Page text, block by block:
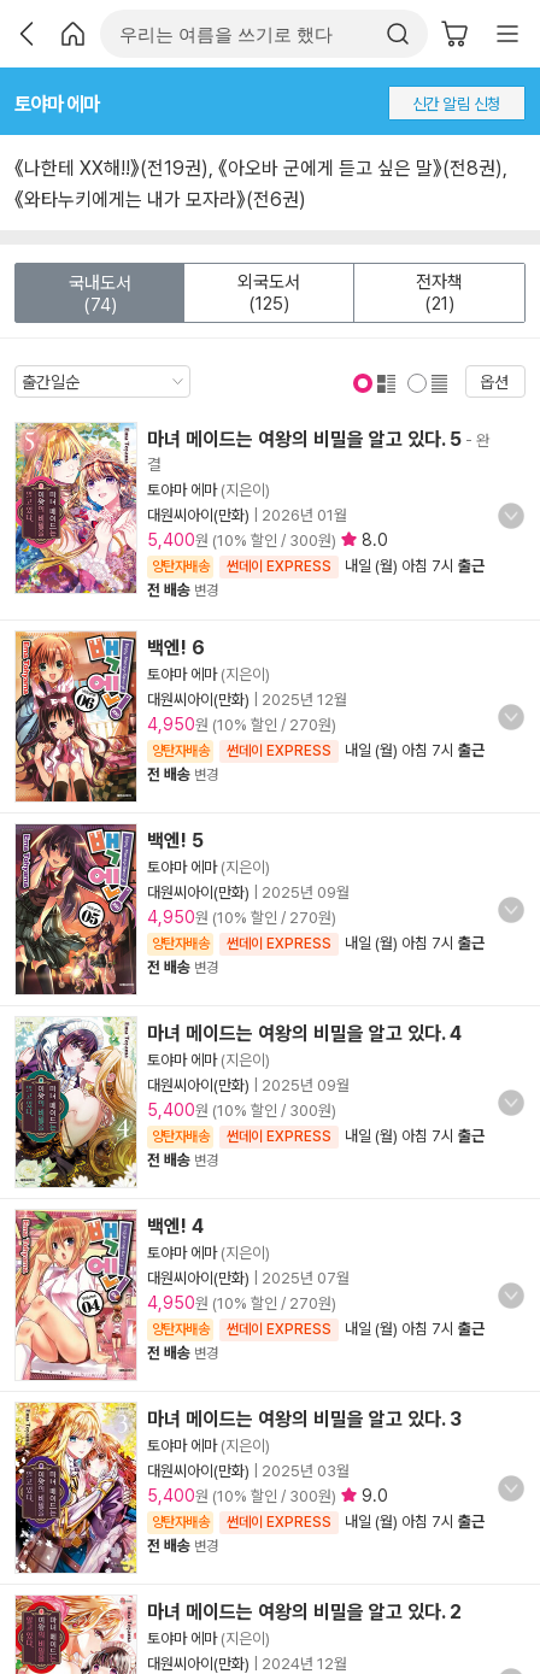
토야마 에마 신간 알림 신청
《나한테 XX해!!》(전19권), 《아오바 군에게 듣고 싶은 말》(전8권),
《와타누키에게는 내가 모자라》(전6권)
국내도서
(74)
외국도서
(125)
전자책
(21)
옵션
마녀 메이드는 여왕의 비밀을 알고 있다. 5 - 완
결
토야마 에마(지은이)
대원씨아이(만화)
2026년 01월
5,400원 (10% 할인 / 300원) 8.0
양탄자배송 썬데이 EXPRESS 내일 (월) 아침 7시 출근
전 배송 변경
백엔! 6
토야마 에마(지은이)
대원씨아이(만화)
2025년 12월
4,950원 (10% 할인 / 270원)
양탄자배송 썬데이 EXPRESS 내일 (월) 아침 7시 출근
전 배송 변경
백엔! 5
토야마 에마(지은이)
대원씨아이(만화)
2025년 09월
4,950원 (10% 할인 / 270원)
양탄자배송 썬데이 EXPRESS 내일 (월) 아침 7시 출근
전 배송 변경
마녀 메이드는 여왕의 비밀을 알고 있다. 4
토야마 에마(지은이)
대원씨아이(만화)
2025년 09월
5,400원 (10% 할인 / 300원)
양탄자배송 썬데이 EXPRESS 내일 (월) 아침 7시 출근
전 배송 변경
백엔! 4
토야마 에마(지은이)
대원씨아이(만화)
2025년 07월
4,950원 (10% 할인 / 270원)
양탄자배송 썬데이 EXPRESS 내일 (월) 아침 7시 출근
전 배송 변경
마녀 메이드는 여왕의 비밀을 알고 있다. 3
토야마 에마(지은이)
대원씨아이(만화)
2025년 03월
5,400원 (10% 할인 / 300원) 9.0
양탄자배송 썬데이 EXPRESS 내일 (월) 아침 7시 출근
전 배송 변경
마녀 메이드는 여왕의 비밀을 알고 있다. 2
토야마 에마(지은이)
대원씨아이(만화)
2024년 12월